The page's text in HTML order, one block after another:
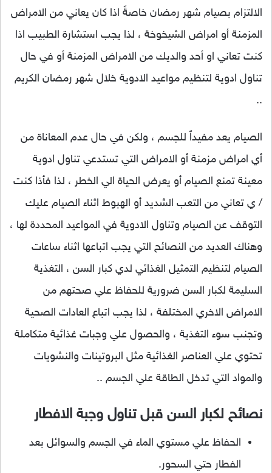
الالتزام بصيام شهر رمضان خاصةً اذا كان يعاني من الامراض
المزمنة أو امراض الشيخوخة ، لذا يجب استشارة الطبيب اذا
كنت تعاني او أحد والديك من الامراض المزمنة أو في حال
تناول ادوية لتنظيم مواعيد الادوية خلال شهر رمضان الكريم
..
الصيام يعد مفيداً للجسم ، ولكن في حال عدم المعاناة من
أي امراض مزمنة أو الامراض التي تستدعي تناول ادوية
معينة تمنع الصيام أو يعرض الحياة الي الخطر ، لذا فأذا كنت
/ ي تعاني من التعب الشديد أو الهبوط اثناء الصيام عليك
التوقف عن الصيام وتناول الادوية في المواعيد المحددة لها ،
وهناك العديد من النصائح التي يجب اتباعها اثناء ساعات
الصيام لتنظيم التمثيل الغذائي لدي كبار السن ، التغذية
السليمة لكبار السن ضرورية للحفاظ علي صحتهم من
الامراض الاخري المختلفة ، لذا يجب اتباع العادات الصحية
وتجنب سوء التغذية ، والحصول علي وجبات غذائية متكاملة
تحتوي علي العناصر الغذائية مثل البروتينات والنشويات
والمواد التي تدخل الطاقة علي الجسم ..
نصائح لكبار السن قبل تناول وجبة الافطار
الحفاظ علي مستوي الماء في الجسم والسوائل بعد
الفطار حتي السحور.